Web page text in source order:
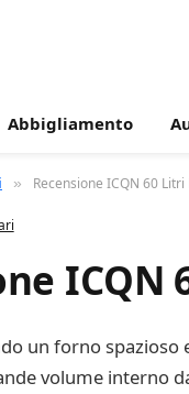
Abbigliamento
» Recensione ICQN 60 Litri
un forno spazioso
volume interno